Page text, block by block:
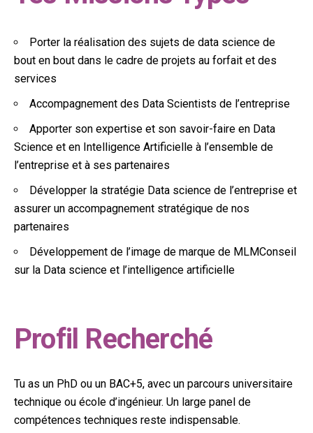
Porter la réalisation des sujets de data science de
bout en bout dans le cadre de projets au forfait et des
services
Accompagnement des Data Scientists de l’entreprise
Apporter son expertise et son savoir-faire en Data
Science et en Intelligence Artificielle à l’ensemble de
l’entreprise et à ses partenaires
Développer la stratégie Data science de l’entreprise et
assurer un accompagnement stratégique de nos
partenaires
Développement de l’image de marque de MLMConseil
sur la Data science et l’intelligence artificielle
Profil Recherché
Tu as un PhD ou un BAC+5, avec un parcours universitaire
technique ou école d’ingénieur. Un large panel de
compétences techniques reste indispensable.